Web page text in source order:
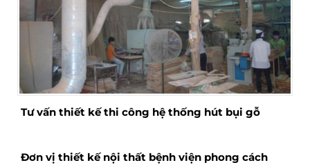
Tư vấn thiết kế thi công hệ thống hút bụi gỗ
Đơn vị thiết kế nội thất bệnh viện phong cách